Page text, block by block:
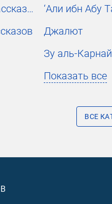
Историчность рассказов
‘Али ибн Абу
Джалют
Зу аль-
Показать все
ВСЕ